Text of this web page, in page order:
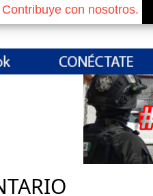
con nosotros.